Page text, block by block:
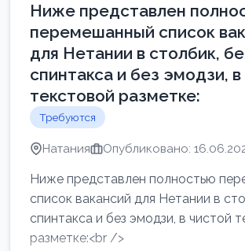
Ниже представлен
перемешанный список
для Нетании в столбик,
спинтакса и без эмодзи, в
текстовой разметке:
Требуются
Натания Опубликовано:
Ниже представлен полностью
список вакансий для Нетании в
спинтакса и без эмодзи, в чистой
разметке:<br />